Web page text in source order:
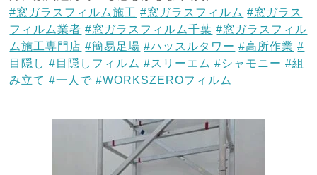
#窓ガラスフィルム施工 #窓ガラスフィルム #窓ガラス
フィルム業者 #窓ガラスフィルム千葉 #窓ガラスフィル
ム施工専門店 #簡易足場 #ハッスルタワー #高所作業 #
目隠し #目隠しフィルム #スリーエム #シャモニー #組
み立て #一人で #WORKSZEROフィルム